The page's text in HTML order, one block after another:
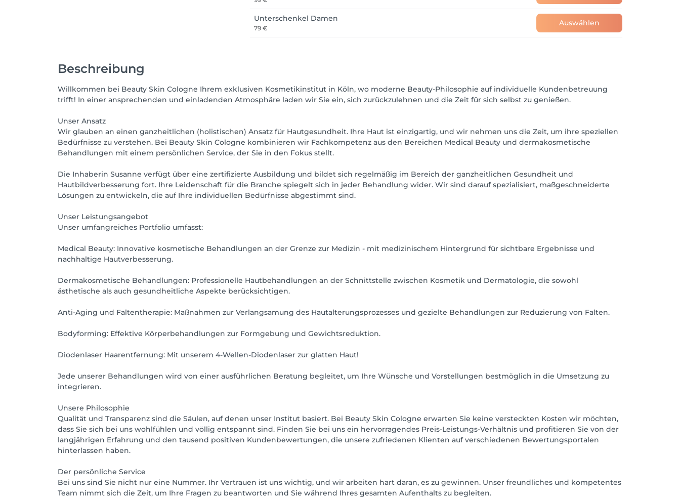
Unterschenkel Damen
79 €
Auswählen
Beschreibung
Willkommen bei Beauty Skin Cologne Ihrem exklusiven Kosmetikinstitut in Köln, wo moderne Beauty-Philosophie auf individuelle Kundenbetreuung
trifft! In einer ansprechenden und einladenden Atmosphäre laden wir Sie ein, sich zurückzulehnen und die Zeit für sich selbst zu genießen.
Unser Ansatz
Wir glauben an einen ganzheitlichen (holistischen) Ansatz für Hautgesundheit. Ihre Haut ist einzigartig, und wir nehmen uns die Zeit, um ihre speziellen
Bedürfnisse zu verstehen. Bei Beauty Skin Cologne kombinieren wir Fachkompetenz aus den Bereichen Medical Beauty und dermakosmetische
Behandlungen mit einem persönlichen Service, der Sie in den Fokus stellt.
Die Inhaberin Susanne verfügt über eine zertifizierte Ausbildung und bildet sich regelmäßig im Bereich der ganzheitlichen Gesundheit und
Hautbildverbesserung fort. Ihre Leidenschaft für die Branche spiegelt sich in jeder Behandlung wider. Wir sind darauf spezialisiert, maßgeschneiderte
Lösungen zu entwickeln, die auf Ihre individuellen Bedürfnisse abgestimmt sind.
Unser Leistungsangebot
Unser umfangreiches Portfolio umfasst:
Medical Beauty: Innovative kosmetische Behandlungen an der Grenze zur Medizin - mit medizinischem Hintergrund für sichtbare Ergebnisse und
nachhaltige Hautverbesserung.
Dermakosmetische Behandlungen: Professionelle Hautbehandlungen an der Schnittstelle zwischen Kosmetik und Dermatologie, die sowohl
ästhetische als auch gesundheitliche Aspekte berücksichtigen.
Anti-Aging und Faltentherapie: Maßnahmen zur Verlangsamung des Hautalterungsprozesses und gezielte Behandlungen zur Reduzierung von Falten.
Bodyforming: Effektive Körperbehandlungen zur Formgebung und Gewichtsreduktion.
Diodenlaser Haarentfernung: Mit unserem 4-Wellen-Diodenlaser zur glatten Haut!
Jede unserer Behandlungen wird von einer ausführlichen Beratung begleitet, um Ihre Wünsche und Vorstellungen bestmöglich in die Umsetzung zu
integrieren.
Unsere Philosophie
Qualität und Transparenz sind die Säulen, auf denen unser Institut basiert. Bei Beauty Skin Cologne erwarten Sie keine versteckten Kosten wir möchten,
dass Sie sich bei uns wohlfühlen und völlig entspannt sind. Finden Sie bei uns ein hervorragendes Preis-Leistungs-Verhältnis und profitieren Sie von der
langjährigen Erfahrung und den tausend positiven Kundenbewertungen, die unsere zufriedenen Klienten auf verschiedenen Bewertungsportalen
hinterlassen haben.
Der persönliche Service
Bei uns sind Sie nicht nur eine Nummer. Ihr Vertrauen ist uns wichtig, und wir arbeiten hart daran, es zu gewinnen. Unser freundliches und kompetentes
Team nimmt sich die Zeit, um Ihre Fragen zu beantworten und Sie während Ihres gesamten Aufenthalts zu begleiten.